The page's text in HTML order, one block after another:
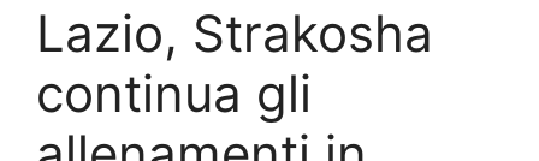
Lazio, Strakosha
continua gli